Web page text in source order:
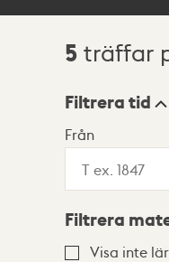
5 träffar
Visningsläge
Lista
Filtrera tid
Från
Filtrera
Visa inte